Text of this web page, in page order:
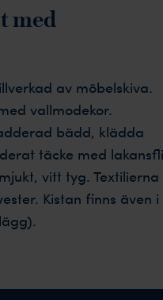
med
av möbelskiva.
vallmodekor.
bädd, klädda
täcke med
vitt tyg. Textilierna
Kistan finns även i